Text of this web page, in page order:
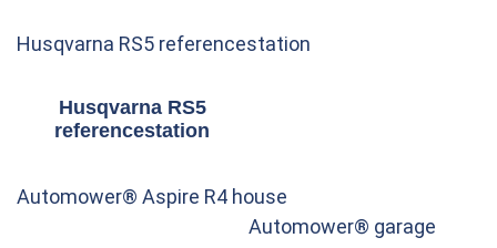
Husqvarna RS5 referencestation
Husqvarna RS5
referencestation
Automower® Aspire R4 house
Automower® garage